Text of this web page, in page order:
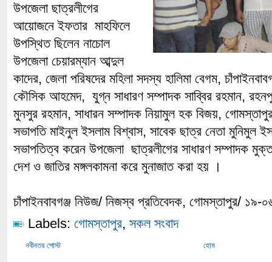
উপজেলা ছাত্রলীগের
আয়োজনে ইফতার মাহফিলে
উপস্থিত ছিলেন নাচোল
উপজেলা চেয়ারম্যান আব্দুল
কাদের, জেলা পরিষদের মহিলা সদস্য হালিমা বেগম,
কৌসিক আহমেদ, যুগ্ন সাধারণ সম্পাদক সাব্বির রহমান,
মুনসুর রহমান, সাধারন সম্পাদক নিয়ামুল হক বিজয়,
সভাপতি মাইনুল ইসলাম বিশ্বাস, সাবেক ছাত্র নেতা মুনিমুল
সভাপতিত্ব করেন উপজেলা ছাত্রলীগের সাধারণ সম্পাদক
দেশ ও জাতির মঙ্গলকামনা করে মুনাজাত করা হয় ।
চাঁপাইনবাবগঞ্জ নিউজ/ নিজস্ব প্রতিবেদক, গোমস্তাপুর/ ১৯-
Labels: গোমস্তাপুর, সকল সংবাদ
নবীনতর পোস্ট হোম